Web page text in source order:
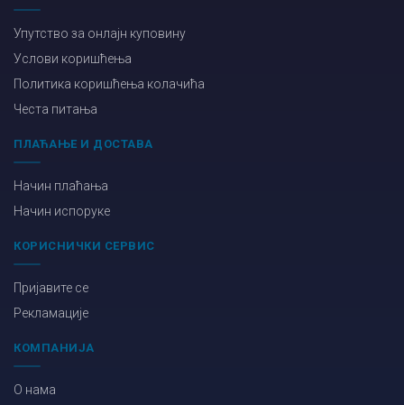
Упутство за онлајн куповину
Услови коришћења
Политика коришћења колачића
Честа питања
ПЛАЋАЊЕ И ДОСТАВА
Начин плаћања
Начин испоруке
КОРИСНИЧКИ СЕРВИС
Пријавите се
Рекламације
КОМПАНИЈА
О нама